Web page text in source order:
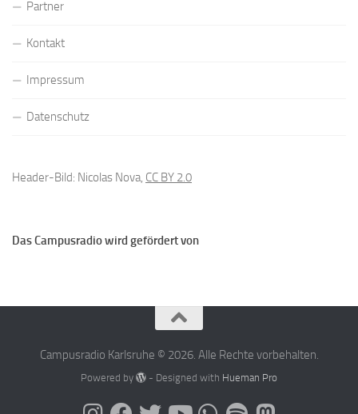
Partner
Kontakt
Impressum
Datenschutz
Header-Bild: Nicolas Nova, CC BY 2.0
Das Campusradio wird gefördert von
Campusradio Karlsruhe © 2026. Alle Rechte vorbehalten.
Powered by - Designed with Hueman Pro